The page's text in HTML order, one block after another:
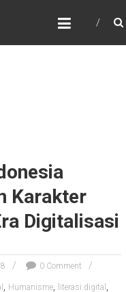
Karakter
Digitalisasi
0 Comment
, Humanisme, literasi digital ,